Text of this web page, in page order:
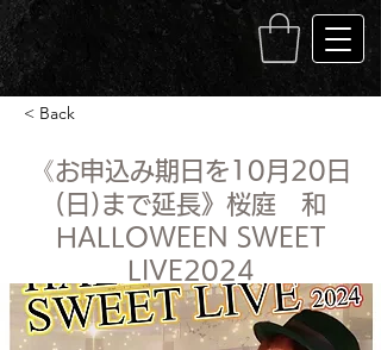
< Back
《お申込み期日を10月20日
(日)まで延長》桜庭 和
HALLOWEEN SWEET
LIVE2024